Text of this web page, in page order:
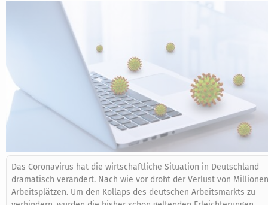
Das Coronavirus hat die wirtschaftliche Situation in Deutschland
dramatisch verändert. Nach wie vor droht der Verlust von Millionen
Arbeitsplätzen. Um den Kollaps des deutschen Arbeitsmarkts zu